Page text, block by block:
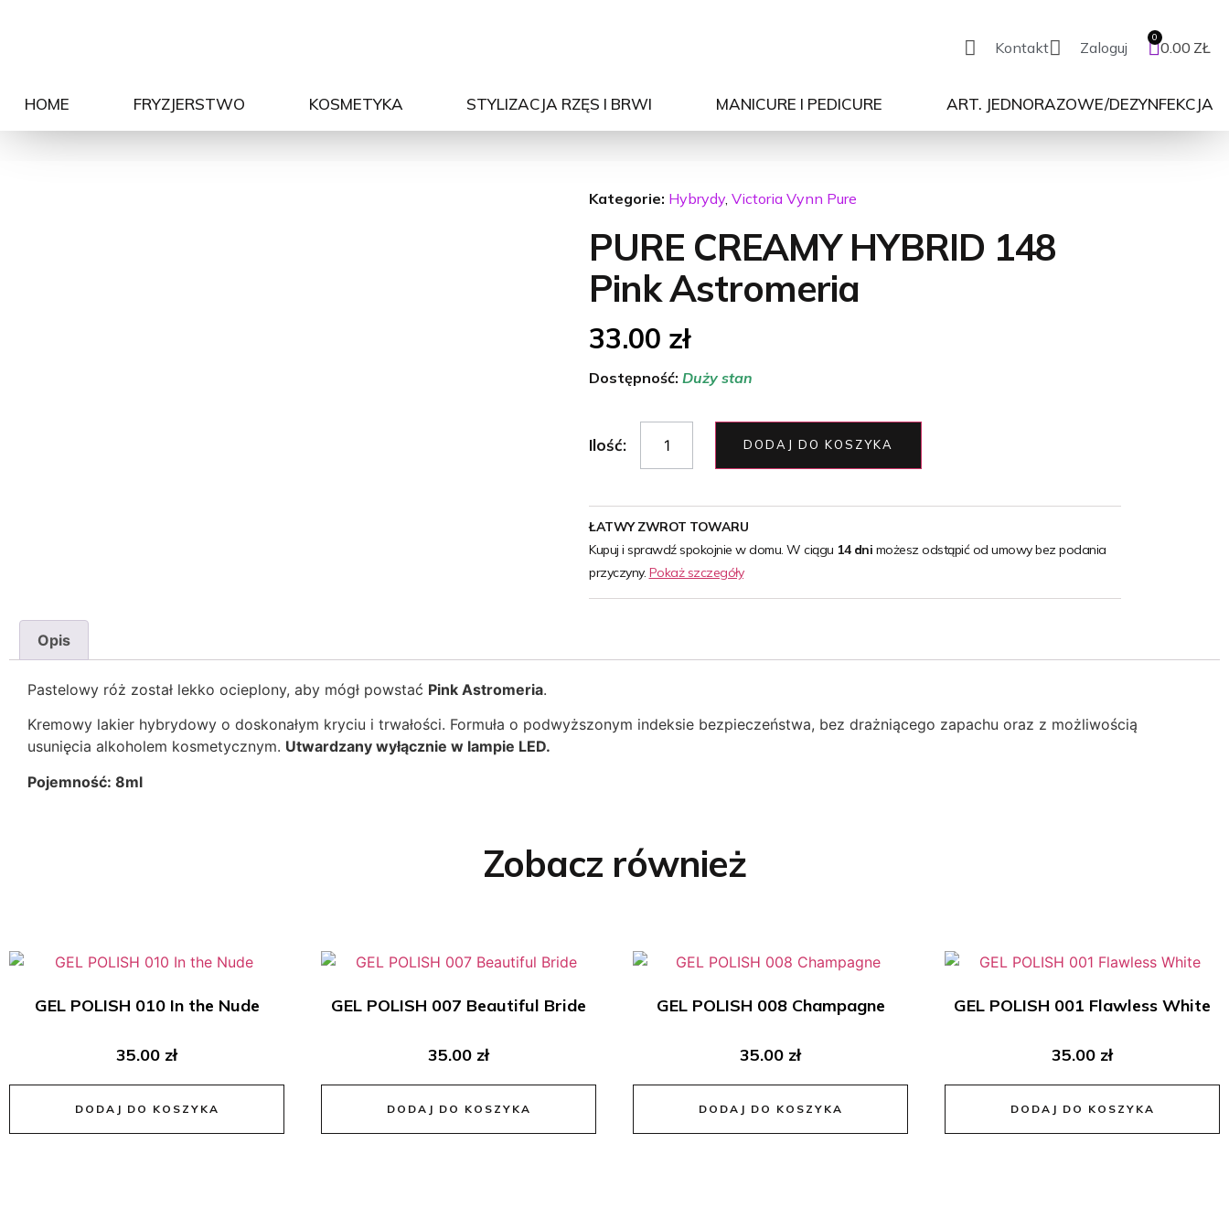
Kontakt Zaloguj 0.00 ZŁ
HOME FRYZJERSTWO KOSMETYKA STYLIZACJA RZĘS I BRWI MANICURE I PEDICURE ART. JEDNORAZOWE/DEZYNFEKCJA
Kategorie: Hybrydy, Victoria Vynn Pure
PURE CREAMY HYBRID 148
Pink Astromeria
33.00 zł
Dostępność: Duży stan
Ilość: DODAJ DO KOSZYKA
ŁATWY ZWROT TOWARU
Kupuj i sprawdź spokojnie w domu. W ciągu 14 dni możesz odstąpić od umowy bez podania
przyczyny. Pokaż szczegóły
Opis
Pastelowy róż został lekko ocieplony, aby mógł powstać Pink Astromeria.
Kremowy lakier hybrydowy o doskonałym kryciu i trwałości. Formuła o podwyższonym indeksie bezpieczeństwa, bez drażniącego zapachu oraz z możliwością
usunięcia alkoholem kosmetycznym. Utwardzany wyłącznie w lampie LED.
Pojemność: 8ml
Zobacz również
GEL POLISH 010 In the Nude
35.00 zł
DODAJ DO KOSZYKA
GEL POLISH 007 Beautiful Bride
35.00 zł
DODAJ DO KOSZYKA
GEL POLISH 008 Champagne
35.00 zł
DODAJ DO KOSZYKA
GEL POLISH 001 Flawless White
35.00 zł
DODAJ DO KOSZYKA